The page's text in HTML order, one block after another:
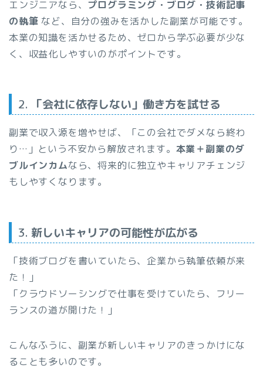
エンジニアなら、 プログラミング・ブログ・技術記事
の執筆 など、自分の強みを活かした副業が可能です。
本業の知識を活かせるため、ゼロから学ぶ必要が少な
く、収益化しやすいのがポイントです。
2. 「会社に依存しない」働き方を試せる
副業で収入源を増やせば、「この会社でダメなら終わ
り…」という不安から解放されます。 本業＋副業のダ
ブルインカムなら、将来的に独立やキャリアチェンジ
もしやすくなります。
3. 新しいキャリアの可能性が広がる
「技術ブログを書いていたら、企業から執筆依頼が来
た！」
「クラウドソーシングで仕事を受けていたら、フリー
ランスの道が開けた！」
こんなふうに、副業が新しいキャリアのきっかけにな
ることも多いのです。